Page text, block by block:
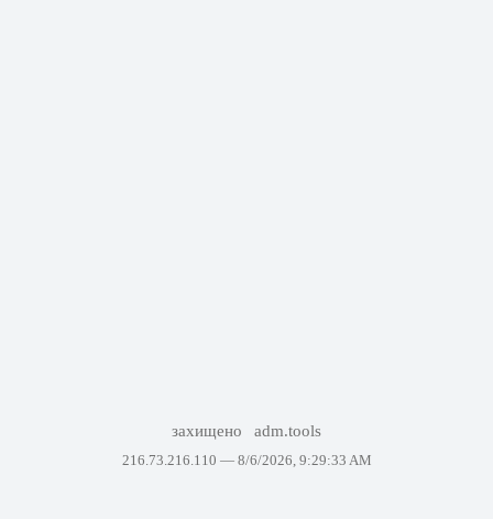
захищено adm.tools
216.73.216.110 — 8/6/2026, 9:29:33 AM